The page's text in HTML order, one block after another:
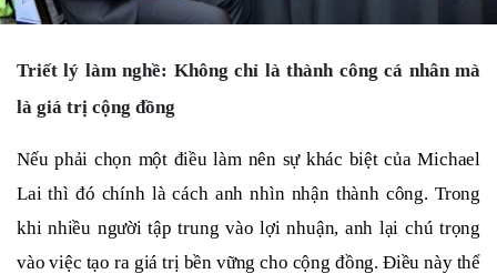
Triết lý làm nghề: Không chỉ là thành công cá nhân mà
là giá trị cộng đồng
Nếu phải chọn một điều làm nên sự khác biệt của Michael
Lai thì đó chính là cách anh nhìn nhận thành công. Trong
khi nhiều người tập trung vào lợi nhuận, anh lại chú trọng
vào việc tạo ra giá trị bền vững cho cộng đồng. Điều này thể